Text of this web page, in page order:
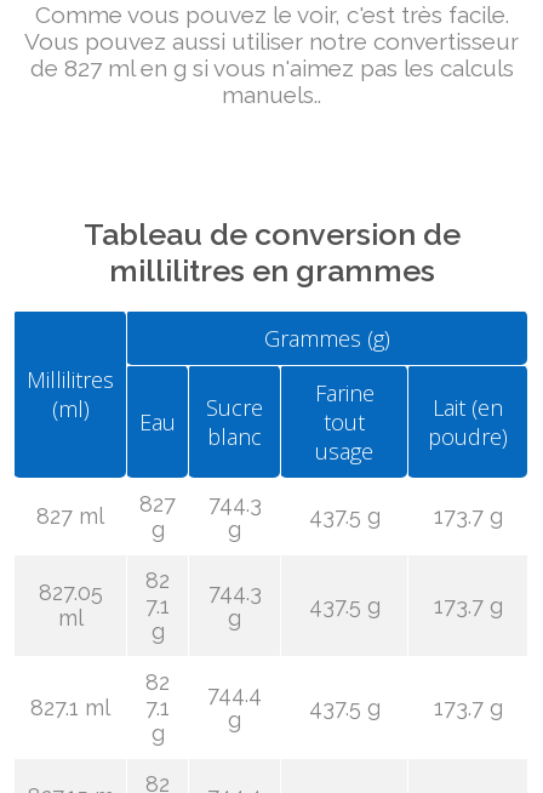
Comme vous pouvez le voir, c'est très facile.
Vous pouvez aussi utiliser notre convertisseur
de 827 ml en g si vous n'aimez pas les calculs
manuels..
Tableau de conversion de
millilitres en grammes
Millilitres
(ml)
Grammes (g)
Eau
Sucre
blanc
Farine
tout
usage
Lait (en
poudre)
827 ml
827
g
744.3
g
437.5 g 173.7 g
827.05
ml
82
7.1
g
744.3
g
437.5 g 173.7 g
827.1 ml
82
7.1
g
744.4
g
437.5 g 173.7 g
82